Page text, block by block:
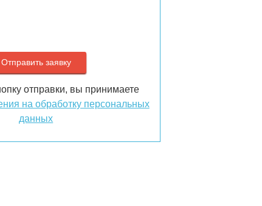
отправки, вы принимаете
на обработку персональных
данных